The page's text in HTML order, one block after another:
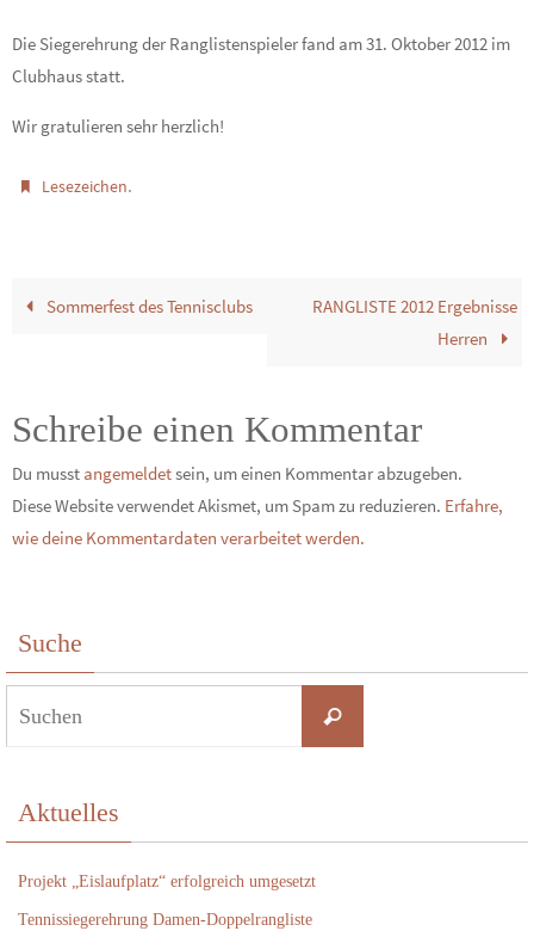
Die Siegerehrung der Ranglistenspieler fand am 31. Oktober 2012 im
Clubhaus statt.
Wir gratulieren sehr herzlich!
Lesezeichen.
Sommerfest des Tennisclubs
RANGLISTE 2012 Ergebnisse
Herren
Schreibe einen Kommentar
Du musst angemeldetsein, um einen Kommentar abzugeben.
Diese Website verwendet Akismet, um Spam zu reduzieren. Erfahre,
wie deine Kommentardaten verarbeitet werden.
Suche
Suchen
Aktuelles
Projekt „Eislaufplatz“ erfolgreich umgesetzt
Tennissiegerehrung Damen-Doppelrangliste